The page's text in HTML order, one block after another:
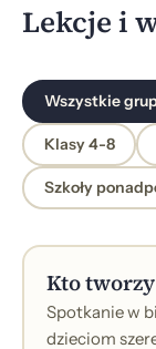
Lekcje i
Wszystkie
Klasy 4-8
Szkoły
Kto
Spotkanie w
dzieciom